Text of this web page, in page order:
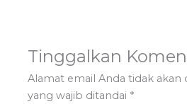
Tinggalkan
Alamat email Anda tidak akan
yang wajib ditandai *